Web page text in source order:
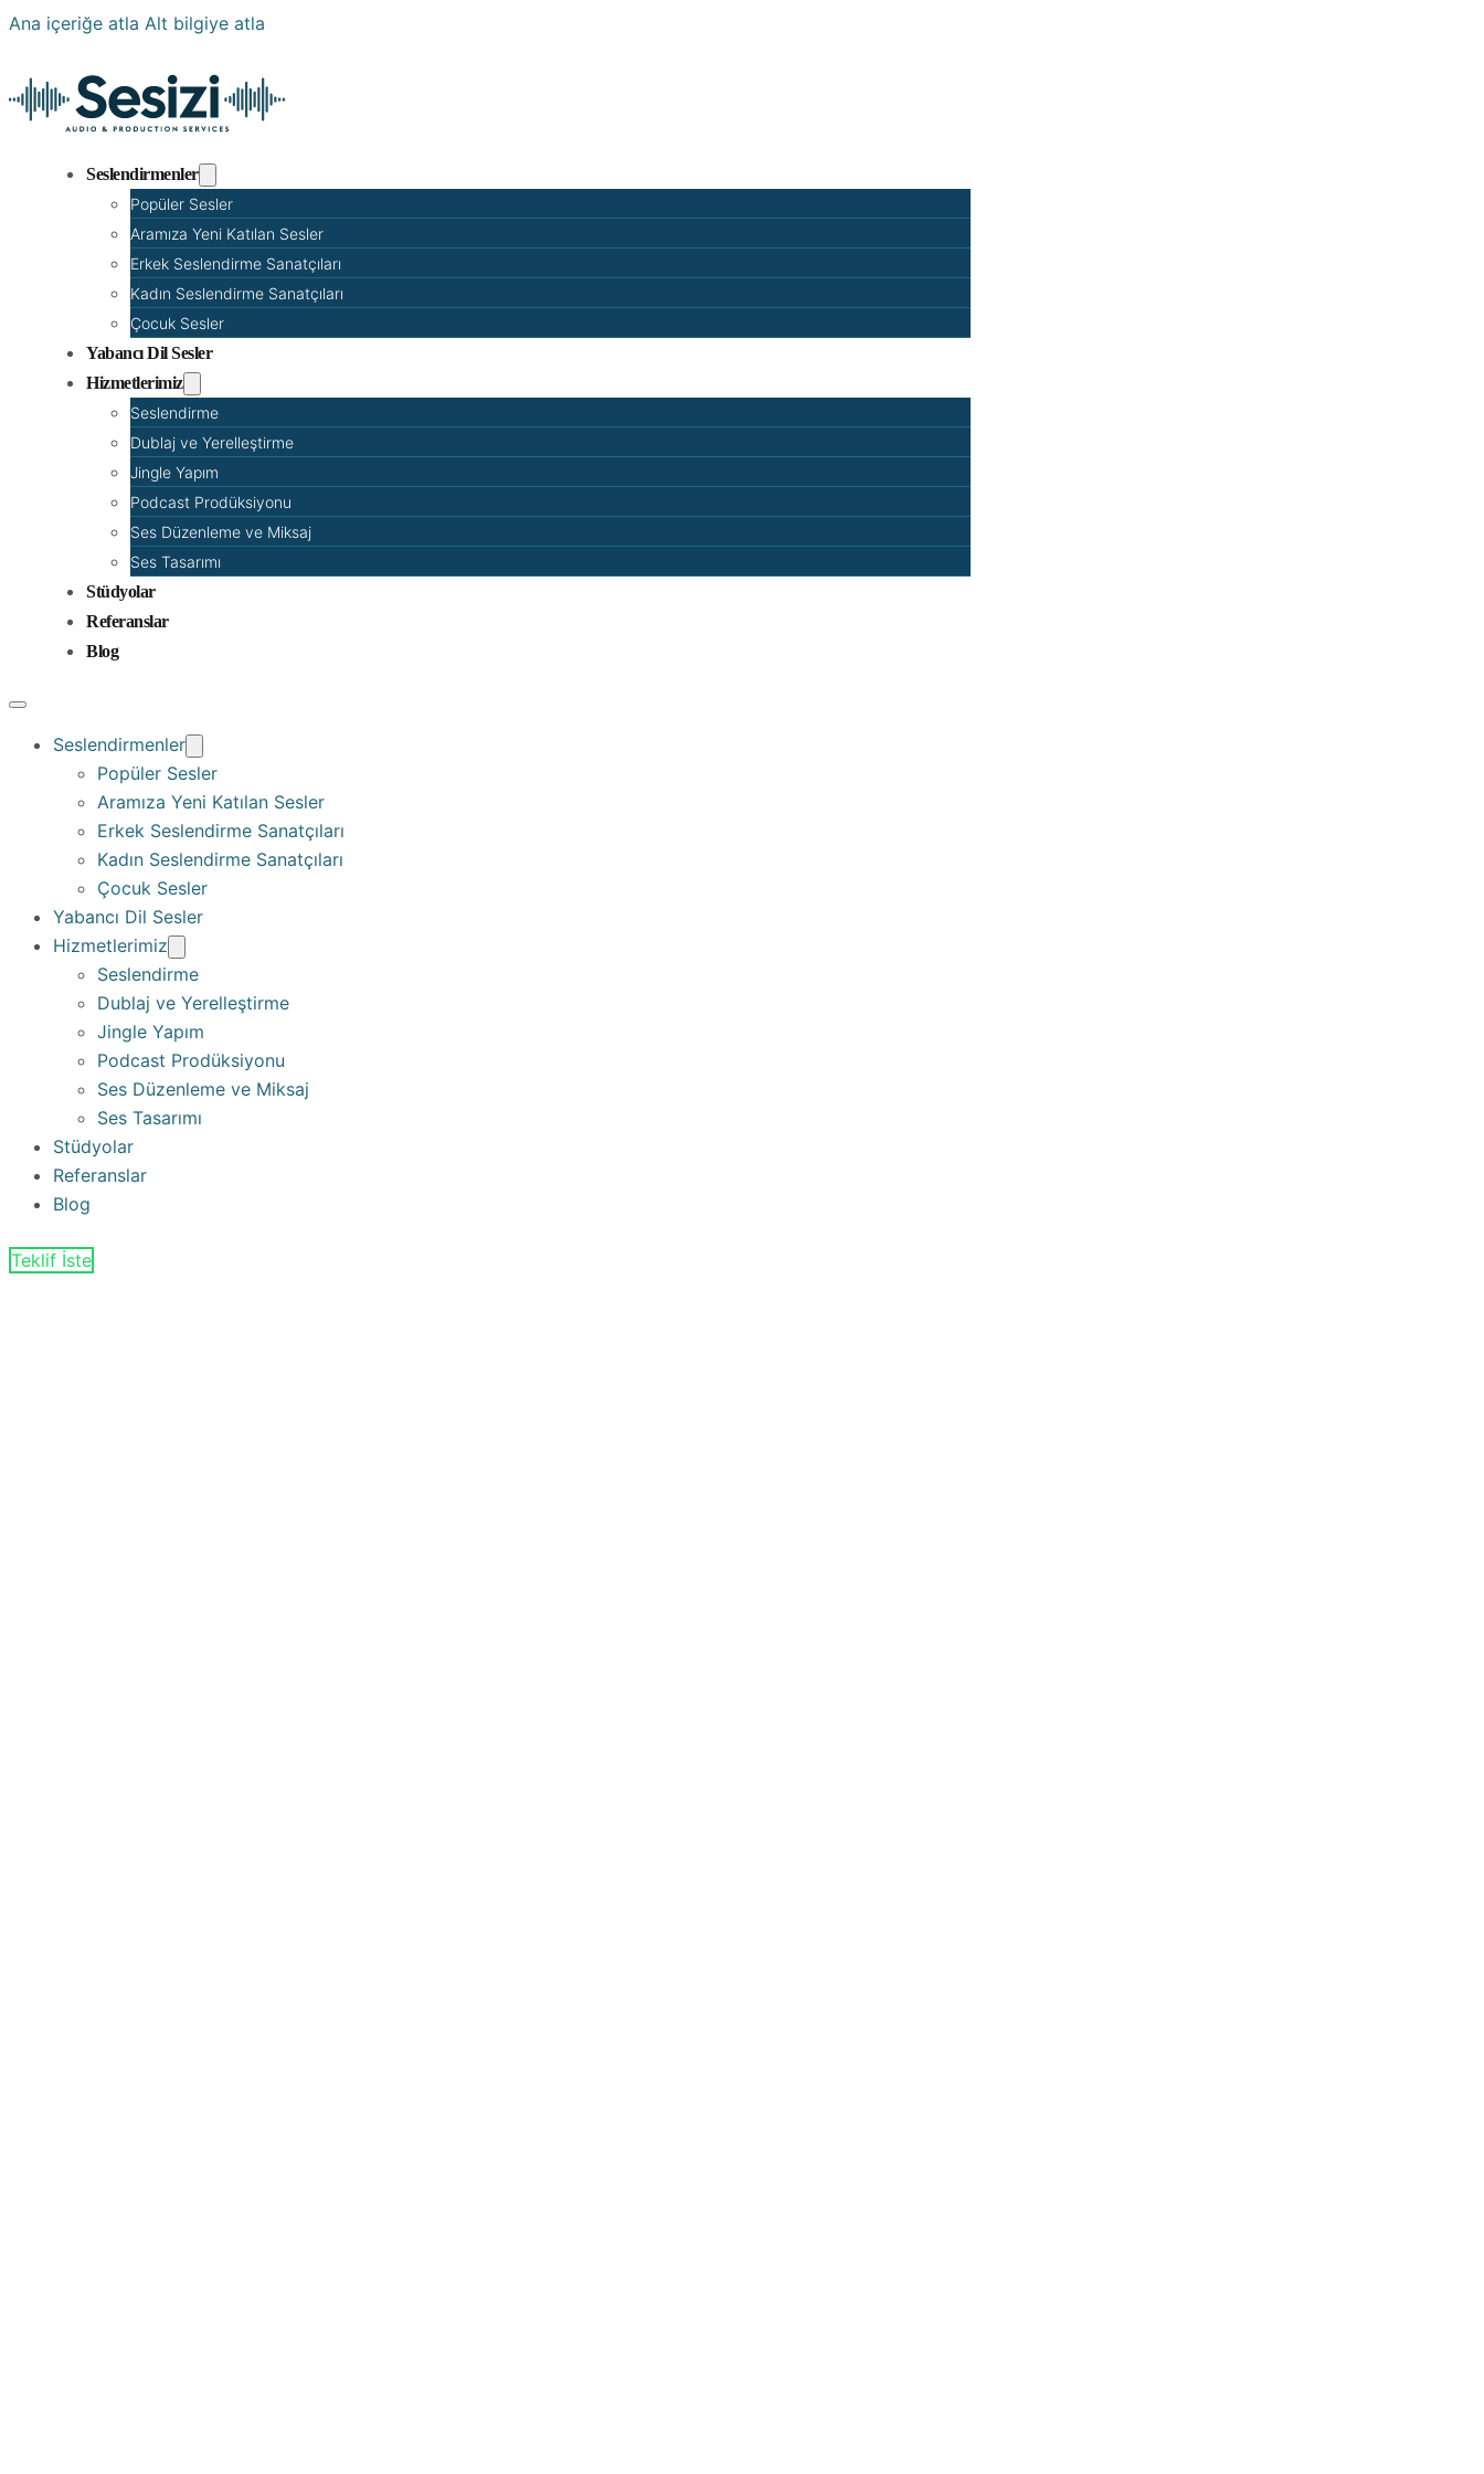
Ana içeriğe atla Alt bilgiye atla
Seslendirmenler
Popüler Sesler
Aramıza Yeni Katılan Sesler
Erkek Seslendirme Sanatçıları
Kadın Seslendirme Sanatçıları
Çocuk Sesler
Yabancı Dil Sesler
Hizmetlerimiz
Seslendirme
Dublaj ve Yerelleştirme
Jingle Yapım
Podcast Prodüksiyonu
Ses Düzenleme ve Miksaj
Ses Tasarımı
Stüdyolar
Referanslar
Blog
Seslendirmenler
Popüler Sesler
Aramıza Yeni Katılan Sesler
Erkek Seslendirme Sanatçıları
Kadın Seslendirme Sanatçıları
Çocuk Sesler
Yabancı Dil Sesler
Hizmetlerimiz
Seslendirme
Dublaj ve Yerelleştirme
Jingle Yapım
Podcast Prodüksiyonu
Ses Düzenleme ve Miksaj
Ses Tasarımı
Stüdyolar
Referanslar
Blog
Teklif İste